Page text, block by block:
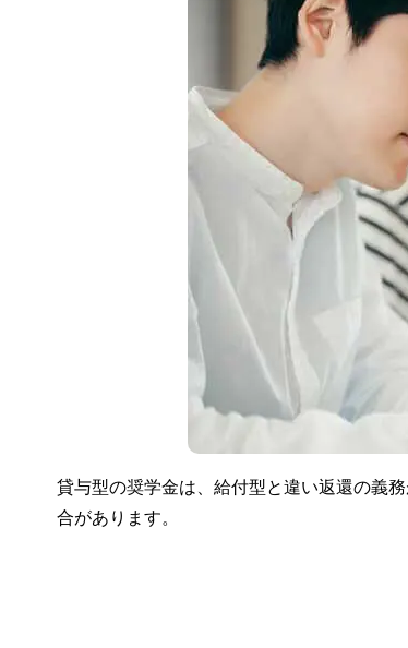
貸与型の奨学金は、給付型と違い返還の義
合があります。